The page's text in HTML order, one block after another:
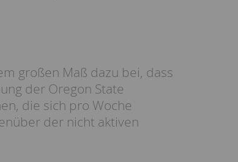
großen Maß dazu bei, dass
der Oregon State
die sich pro Woche
der nicht aktiven